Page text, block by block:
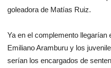
goleadora de Matías Ruiz.
Ya en el complemento llegarían
Emiliano Aramburu y los
serían los encargados de